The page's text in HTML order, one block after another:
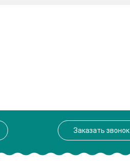
Заказать звонок